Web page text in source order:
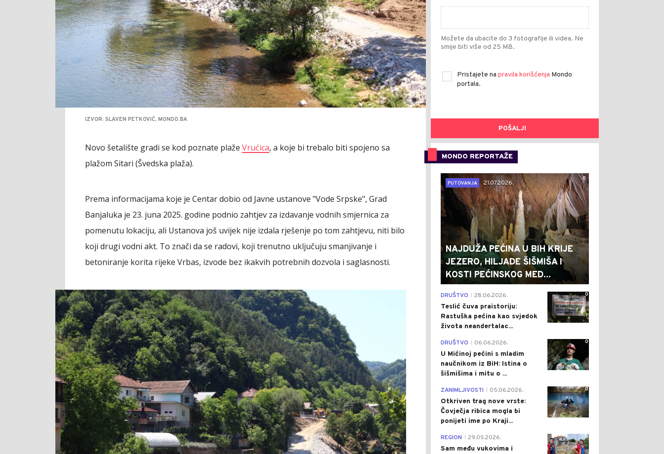
IZVOR: SLAVEN PETKOVIĆ, MONDO.BA
Novo šetalište gradi se kod poznate plaže Vrućica, a koje bi trebalo biti spojeno sa
plažom Sitari (Švedska plaža).
Prema informacijama koje je Centar dobio od Javne ustanove "Vode Srpske", Grad
Banjaluka je 23. juna 2025. godine podnio zahtjev za izdavanje vodnih smjernica za
pomenutu lokaciju, ali Ustanova još uvijek nije izdala rješenje po tom zahtjevu, niti bilo
koji drugi vodni akt. To znači da se radovi, koji trenutno uključuju smanjivanje i
betoniranje korita rijeke Vrbas, izvode bez ikakvih potrebnih dozvola i saglasnosti.
Možete da ubacite do 3 fotografije ili videa. Ne
smije biti više od 25 MB.
Pristajete na pravila korišćenja Mondo
portala.
POŠALJI
MONDO REPORTAŽE
0
PUTOVANJA
21.07.2026.
NAJDUŽA PEĆINA U BIH KRIJE
JEZERO, HILJADE ŠIŠMIŠA I
KOSTI PEĆINSKOG MED...
0
DRUŠTVO 28.06.2026.
Teslić čuva praistoriju:
Rastuška pećina kao svjedok
života neandertalac...
0
DRUŠTVO 06.06.2026.
U Mićinoj pećini s mladim
naučnikom iz BiH: Istina o
šišmišima i mitu o ...
0
ZANIMLJIVOSTI 05.06.2026.
Otkriven trag nove vrste:
Čovječja ribica mogla bi
ponijeti ime po Kraji...
0
REGION 29.05.2026.
Sam među vukovima i